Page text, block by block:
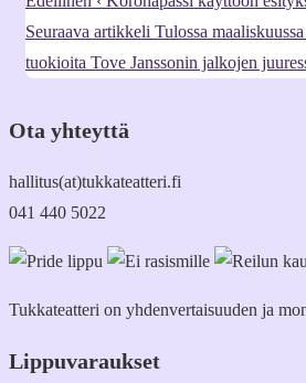
Seuraava artikkeli Tulossa
tuokioita Tove Janssonin jalkojen
Ota yhteyttä
hallitus(at)tukkateatteri.fi
041 440 5022
Tukkateatteri on yhdenvertaisuuden ja
Lippuvaraukset